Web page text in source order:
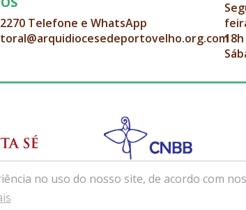
no uso do nosso site, de acordo com
Telefone e WhatsApp
18h